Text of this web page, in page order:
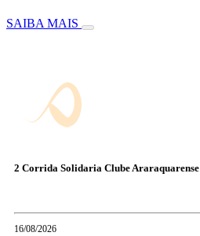
SAIBA MAIS
2 Corrida Solidaria Clube Araraquarense
16/08/2026